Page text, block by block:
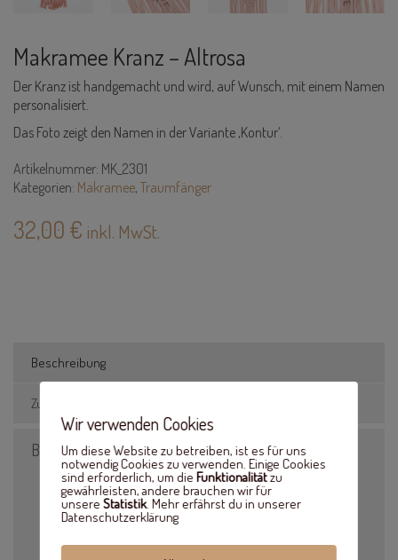
Makramee Kranz – Altrosa
Der Kranz ist handgemacht und wird, auf Wunsch, mit einem Namen
personalisiert.
Das Foto zeigt den Namen in der Variante ‚Kontur‘.
Artikelnummer: MK_2301
Kategorien: Makramee, Traumfänger
32,00 € inkl. MwSt.
Beschreibung
Zusätzliche Informationen
Beschreibung
Durchmesser des Metallrings: 15cm
Länge des gesamten Kranzes: ca. 30cm
Der individuelle Name wird ausgeschnitten; bitte bei der
Wir verwenden Cookies
Um diese Website zu betreiben, ist es für uns
notwendig Cookies zu verwenden. Einige Cookies
sind erforderlich, um die Funktionalitätzu
gewährleisten, andere brauchen wir für
unsere Statistik. Mehr erfährst du in unserer
Datenschutzerklärung